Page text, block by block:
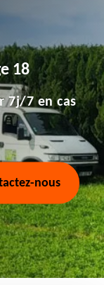
18
7j/7 en cas
nous